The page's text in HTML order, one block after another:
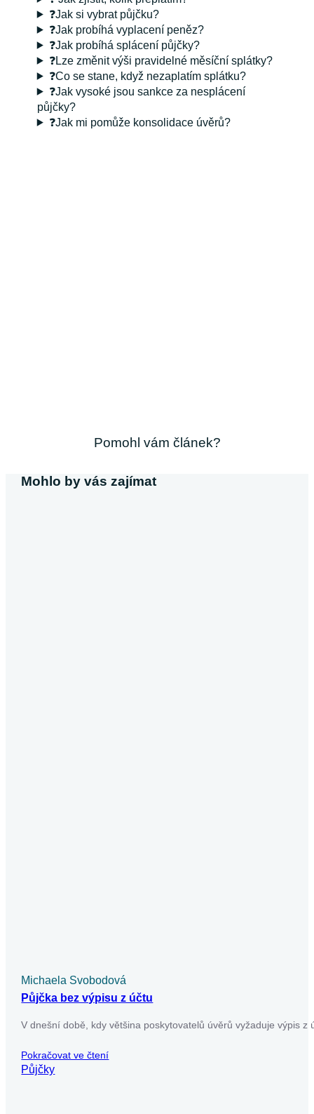
❓Jak si vybrat půjčku?
❓Jak probíhá vyplacení peněz?
❓Jak probíhá splácení půjčky?
❓Lze změnit výši pravidelné měsíční splátky?
❓Co se stane, když nezaplatím splátku?
❓Jak vysoké jsou sankce za nesplácení
půjčky?
❓Jak mi pomůže konsolidace úvěrů?
Pomohl vám článek?
Mohlo by vás zajímat
Michaela Svobodová
Půjčka bez výpisu z účtu
V dnešní době, kdy většina poskytovatelů úvěrů vyžaduje výpis
Pokračovat ve čtení
Půjčky